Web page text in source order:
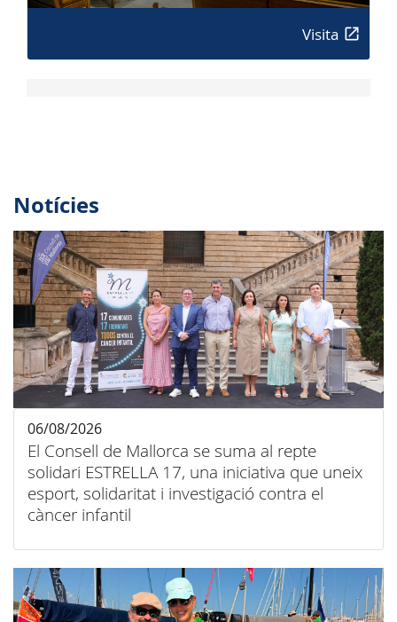
Visita
Notícies
El Consell de Mallorca se suma al repte
solidari ESTRELLA 17, una iniciativa que uneix
esport, solidaritat i investigació contra el
càncer infantil
06/08/2026